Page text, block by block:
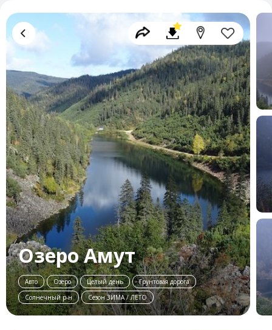
Озеро Амут
Авто Озеро Целый день
Грунтовая дорога
Солнечный р-н
Сезон ЗИМА / ЛЕТО